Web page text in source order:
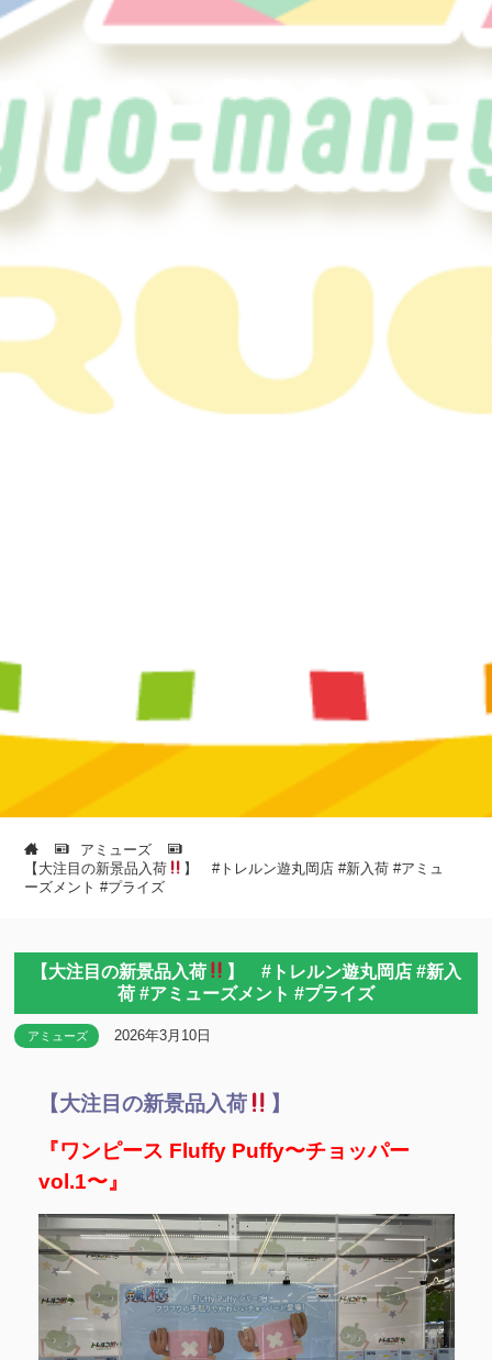
アミューズ
【大注目の新景品入荷
】 #トレルン遊丸岡店 #新入荷 #アミュ
ーズメント #プライズ
【大注目の新景品入荷
】 #トレルン遊丸岡店 #新入
荷 #アミューズメント #プライズ
アミューズ 2026年3月10日
【大注目の新景品入荷 】
『ワンピース Fluffy Puffy〜チョッパー
vol.1〜』